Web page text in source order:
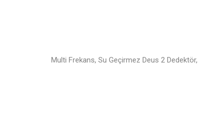
Multi Frekans, Su Geçirmez Deus 2